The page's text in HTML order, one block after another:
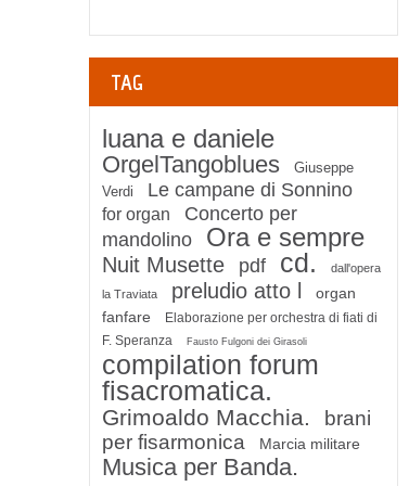
TAG
luana e daniele
OrgelTangoblues
Giuseppe
Verdi
Le campane di Sonnino
for organ
Concerto per
mandolino
Ora e sempre
Nuit Musette pdf cd.
dall'opera
la Traviata
preludio atto l
organ
fanfare
Elaborazione per orchestra di fiati di
F. Speranza
Fausto Fulgoni dei Girasoli
compilation forum
fisacromatica.
Grimoaldo Macchia.
brani
per fisarmonica
Marcia militare
Musica per Banda.